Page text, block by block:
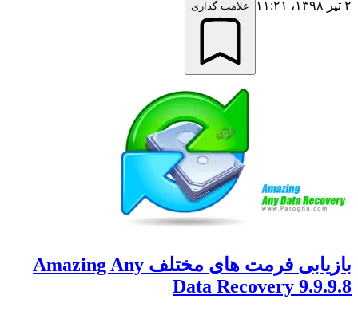
علامت گذاری
بازیابی فرمت های مختلف Amazing Any
Data Recovery